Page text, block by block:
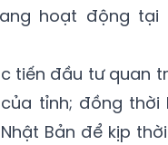
hoạt động
tiến đầu tư quan
tỉnh; đồng
Bản để kịp